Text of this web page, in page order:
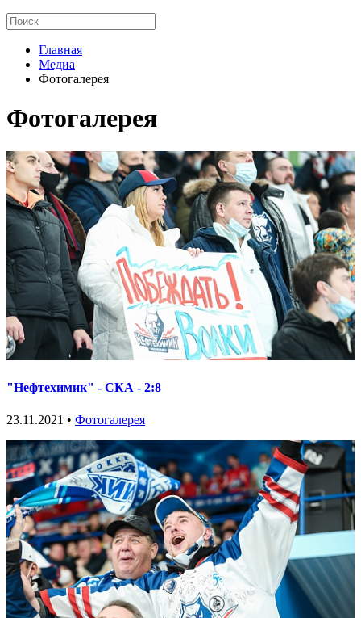
Главная
Медиа
Фотогалерея
Фотогалерея
"Нефтехимик" - СКА - 2:8
23.11.2021 • Фотогалерея